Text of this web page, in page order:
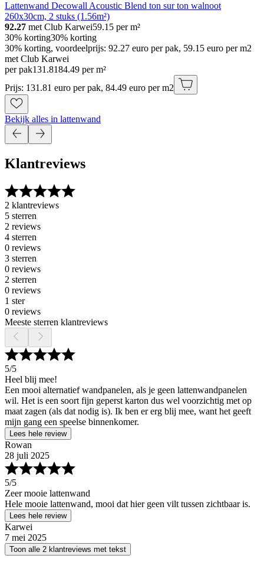
Lattenwand Decowall Acoustic Blend ton sur ton walnoot
260x30cm, 2 stuks (1.56m²)
92.27 met Club Karwei59.15 per m²
30% korting30% korting
30% korting, voordeelprijs: 92.27 euro per pak, 59.15 euro per m2
met Club Karwei
per pak131 .8184.49 per m²
Prijs: 131.81 euro per pak, 84.49 euro per m2
Bekijk alles in lattenwand
Klantreviews
2 klantreviews
5 sterren
2 reviews
4 sterren
0 reviews
3 sterren
0 reviews
2 sterren
0 reviews
1 ster
0 reviews
Meeste sterren klantreviews
5/5
Heel blij mee!
Een mooi alternatief wandpanelen, als je geen lattenwandpanelen
wil. Het is een soort fijn geperst karton dus wel voorzichtig met op
maat zagen (als dat nodig is). Ik ben er erg blij mee, want het geeft
mijn gang een speelse binnenkomer.
Lees hele review
Rowan
28 juli 2025
5/5
Zeer mooie lattenwand
Hele mooie lattenwand, mooi dat hier geen vilt tussen zichtbaar is.
Lees hele review
Karwei
7 mei 2025
Toon alle 2 klantreviews met tekst